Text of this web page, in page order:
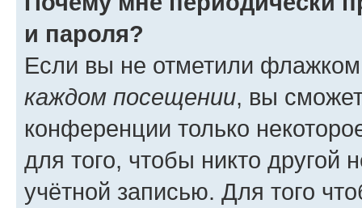
и пароля?
Если вы не отметили
каждом посещении, вы
конференции только
для того, чтобы никто другой
учётной записью. Для того